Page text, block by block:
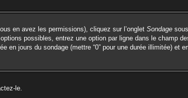
en avez les permissions), cliquez sur l’onglet Sondage
possibles, entrez une option par ligne dans le champ
en jours du sondage (mettre “0” pour une durée illimitée) et
le.